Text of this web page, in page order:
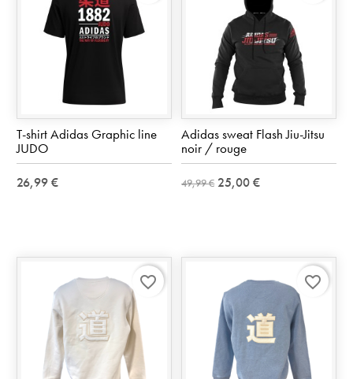
T-shirt Adidas Graphic line
JUDO
26,99 €
Adidas sweat Flash Jiu-Jitsu
noir / rouge
49,99 € 25,00 €
favorite_border favorite_border